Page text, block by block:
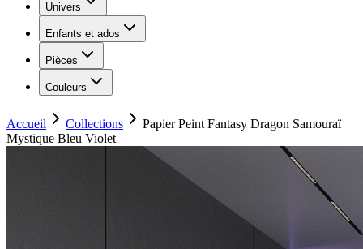
Univers
Enfants et ados
Pièces
Couleurs
Accueil Collections
Papier Peint Fantasy Dragon Samouraï
Mystique Bleu Violet